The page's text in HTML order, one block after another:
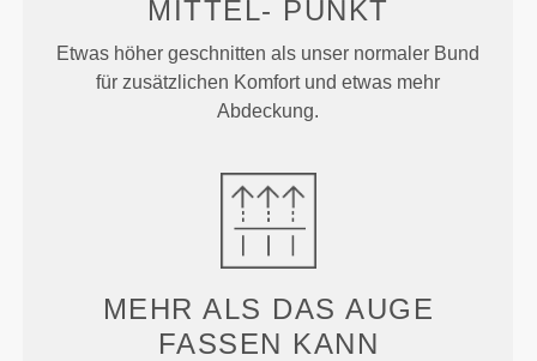
MITTEL- PUNKT
Etwas höher geschnitten als unser normaler Bund
für zusätzlichen Komfort und etwas mehr
Abdeckung.
MEHR ALS DAS AUGE
FASSEN KANN